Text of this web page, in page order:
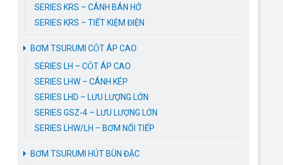
SERIES KRS – CÁNH BÁN HỞ
SERIES KRS – TIẾT KIỆM ĐIỆN
BƠM TSURUMI CỘT ÁP CAO
SERIES LH – CỘT ÁP CAO
SERIES LHW – CÁNH KÉP
SERIES LHD – LƯU LƯỢNG LỚN
SERIES GSZ-4 – LƯU LƯỢNG LỚN
SERIES LHW/LH – BƠM NỐI TIẾP
BƠM TSURUMI HÚT BÙN ĐẶC